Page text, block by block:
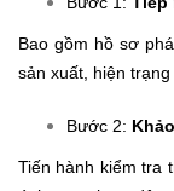
Bao gồm hồ sơ
sản xuất, hiện
Bước 2:
Tiến hành kiểm tra